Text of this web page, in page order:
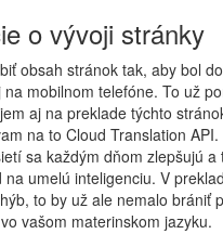
o vývoji stránky
obsah stránok tak, aby bol
na mobilnom telefóne. To už
aj na preklade týchto
na to Cloud Translation
sa každým dňom zlepšujú a
na umelú inteligenciu. V
to by už ale nemalo brániť
vašom materinskom jazyku.